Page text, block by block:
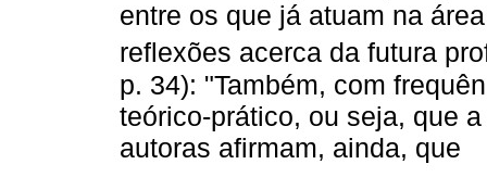
entre os que já atuam na
reflexões acerca da futura
p. 34): "Também, com
teórico-prático, ou seja, que
autoras afirmam, ainda, que